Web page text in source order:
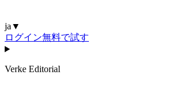
ja ▼
ログイン無料で試す
Verke Editorial